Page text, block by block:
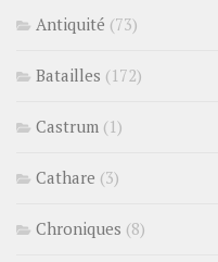
Antiquité (73)
Batailles (172)
Castrum (1)
Cathare (3)
Chroniques (8)